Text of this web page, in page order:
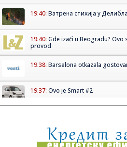
19:40: Ватрена стихија у
19:40: Gde izaći u Beogradu? Ovo
provod
19:38: Barselona otkazala
19:37: Ovo je Smart #2
19:32:Novi BYD Seal 07